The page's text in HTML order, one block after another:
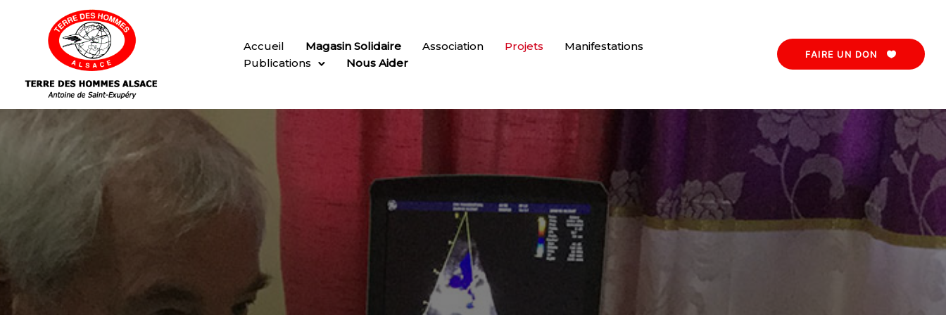
Accueil Magasin Solidaire Association Projets
Manifestations
Publications
Nous Aider
FAIRE UN DON